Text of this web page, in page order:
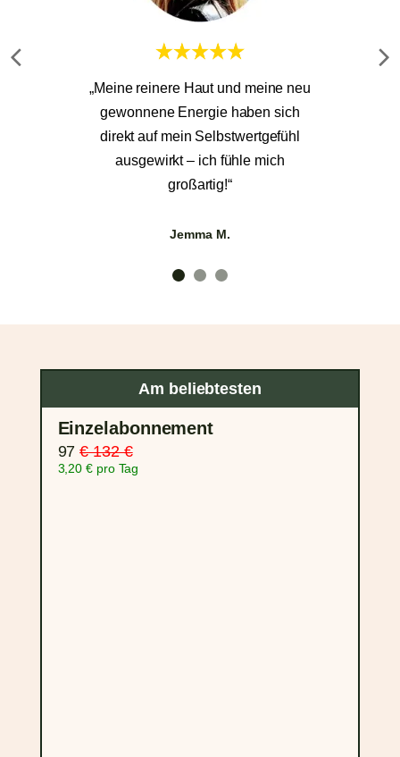
„Meine reinere Haut und meine neu
gewonnene Energie haben sich
direkt auf mein Selbstwertgefühl
ausgewirkt – ich fühle mich
großartig!“
Jemma M.
Am beliebtesten
Einzelabonnement
97 € 132 €
3,20 € pro Tag